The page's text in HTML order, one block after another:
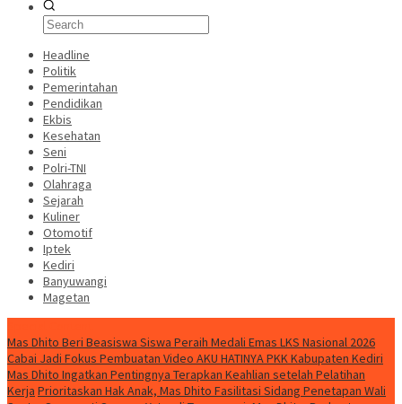
Headline
Politik
Pemerintahan
Pendidikan
Ekbis
Kesehatan
Seni
Polri-TNI
Olahraga
Sejarah
Kuliner
Otomotif
Iptek
Kediri
Banyuwangi
Magetan
Mas Dhito Beri Beasiswa Siswa Peraih Medali Emas LKS Nasional 2026
Cabai Jadi Fokus Pembuatan Video AKU HATINYA PKK Kabupaten Kediri
Mas Dhito Ingatkan Pentingnya Terapkan Keahlian setelah Pelatihan
Kerja Prioritaskan Hak Anak, Mas Dhito Fasilitasi Sidang Penetapan Wali